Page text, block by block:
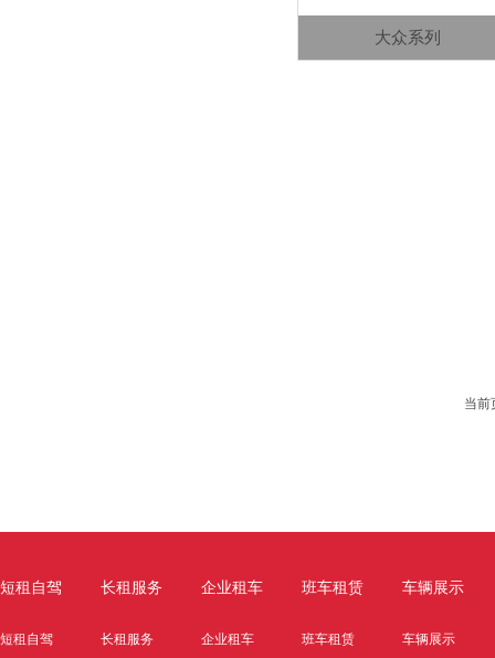
大众系列
当
短租自驾
短租自驾
长租服务
长租服务
企业租车
企业租车
班车租赁
班车租赁
车辆展示
车辆展示